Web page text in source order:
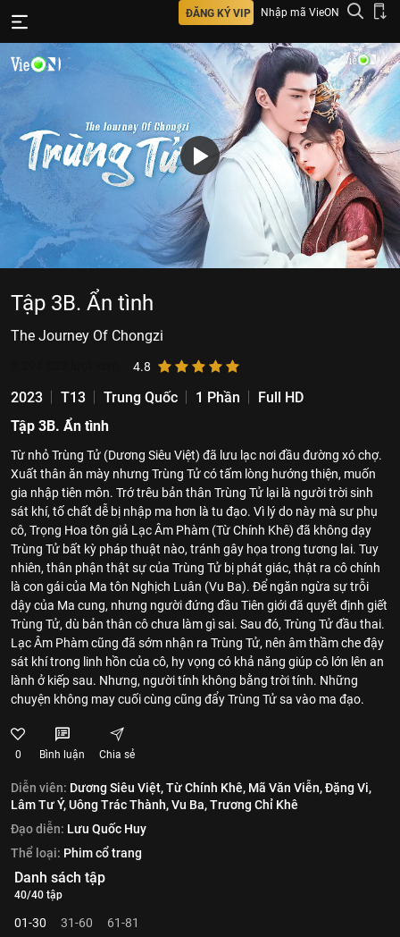
ĐĂNG KÝ VIP Nhập mã VieON
Tập 3B. Ẩn tình
The Journey Of Chongzi
4.8
2023 T13 Trung Quốc 1 Phần
Full HD
Tập 3B. Ẩn tình
Từ nhỏ Trùng Tử (Dương Siêu Việt) đã lưu lạc nơi đầu đường xó chợ.
Xuất thân ăn mày nhưng Trùng Tử có tấm lòng hướng thiện, muốn
gia nhập tiên môn. Trớ trêu bản thân Trùng Tử lại là người trời sinh
sát khí, tố chất dễ bị nhập ma hơn là tu đạo. Vì lý do này mà sư phụ
cô, Trọng Hoa tôn giả Lạc Âm Phàm (Từ Chính Khê) đã không dạy
Trùng Tử bất kỳ pháp thuật nào, tránh gây họa trong tương lai. Tuy
nhiên, thân phận thật sự của Trùng Tử bị phát giác, thật ra cô chính
là con gái của Ma tôn Nghịch Luân (Vu Ba). Để ngăn ngừa sự trỗi
dậy của Ma cung, nhưng người đứng đầu Tiên giới đã quyết định giết
Trùng Tử, dù bản thân cô chưa làm gì sai. Sau đó, Trùng Tử đầu thai.
Lạc Âm Phàm cũng đã sớm nhận ra Trùng Tử, nên âm thầm che đậy
sát khí trong linh hồn của cô, hy vọng có khả năng giúp cô lớn lên an
lành ở kiếp sau. Nhưng, người tính không bằng trời tính. Những
chuyện không may cuối cùng cũng đẩy Trùng Tử sa vào ma đạo.
0 Bình luận Chia sẻ
Diễn viên: Dương Siêu Việt,Từ Chính Khê, Mã Văn Viễn,Đặng Vi,
Lâm Tư Ý,Uông Trác Thành,Vu Ba,Trương Chỉ Khê
Đạo diễn: Lưu Quốc Huy
Thể loại: Phim cổ trang
Danh sách tập
40/40 tập
01-30 31-60 61-81